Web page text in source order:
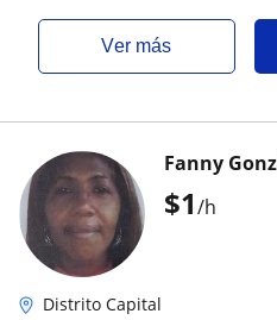
ver más
$1/h
Fanny
Distrito Capital